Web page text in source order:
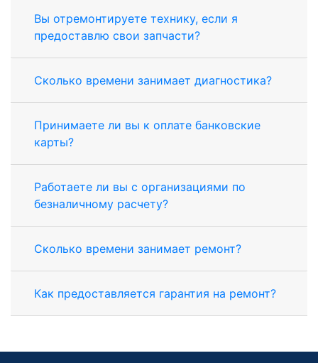
Вы отремонтируете технику, если я
предоставлю свои запчасти?
Сколько времени занимает диагностика?
Принимаете ли вы к оплате банковские
карты?
Работаете ли вы с организациями по
безналичному расчету?
Сколько времени занимает ремонт?
Как предоставляется гарантия на ремонт?